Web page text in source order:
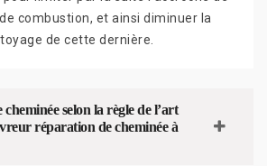
combustion, et ainsi diminuer la
de cette dernière.
selon la règle de l’art
réparation de cheminée à